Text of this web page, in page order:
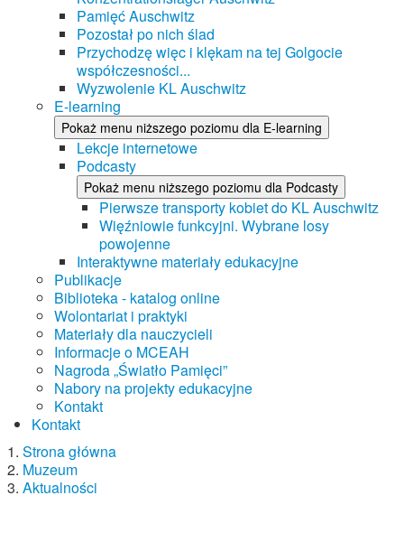
Pamięć Auschwitz
Pozostał po nich ślad
Przychodzę więc i klękam na tej Golgocie
współczesności...
Wyzwolenie KL Auschwitz
E-learning
Pokaż menu niższego poziomu dla E-learning
Lekcje internetowe
Podcasty
Pokaż menu niższego poziomu dla Podcasty
Pierwsze transporty kobiet do KL Auschwitz
Więźniowie funkcyjni. Wybrane losy
powojenne
Interaktywne materiały edukacyjne
Publikacje
Biblioteka - katalog online
Wolontariat i praktyki
Materiały dla nauczycieli
Informacje o MCEAH
Nagroda „Światło Pamięci”
Nabory na projekty edukacyjne
Kontakt
Kontakt
Strona główna
Muzeum
Aktualności